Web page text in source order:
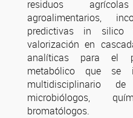
residuos
agroalimentarios,
predictivas in
valorización en
analíticas para el
metabólico que se
multidisciplinario
microbiólogos,
bromatólogos.